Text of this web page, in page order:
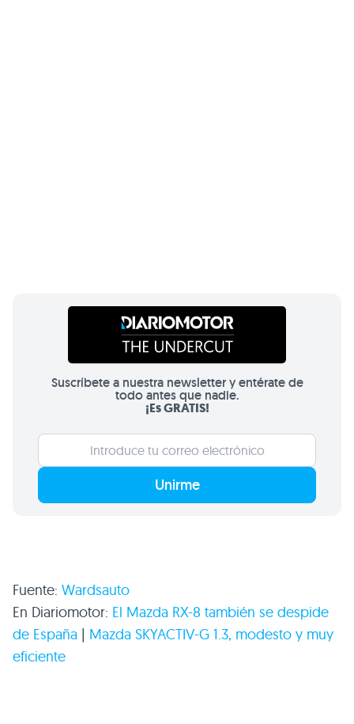
Suscríbete a nuestra newsletter y entérate de
todo antes que nadie.
¡Es GRATIS!
Unirme
Fuente: Wardsauto
En Diariomotor: El Mazda RX-8 también se despide
de España | Mazda SKYACTIV-G 1.3, modesto y muy
eficiente